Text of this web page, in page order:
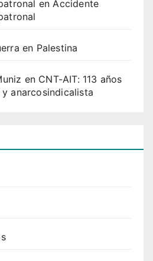
enAccidente
en Palestina
en CNT-AIT: 113 años
anarcosindicalista